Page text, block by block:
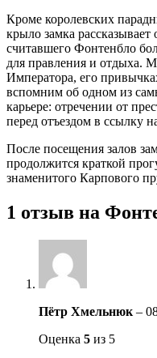
Кроме королевских
крыло замка
считавшего Фонтенбло
для правления и отдыха.
Императора, его
вспомним об одном из
карьере: отречении от
перед отъездом в ссылку
После посещения залов
продолжится краткой
знаменитого Карпового
1 отзыв на
Пётр Хмельнюк –
Оценка 5 из 5